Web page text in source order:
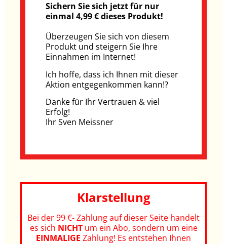
Sichern Sie sich jetzt für nur
einmal 4,99 € dieses Produkt!
Überzeugen Sie sich von diesem
Produkt und steigern Sie Ihre
Einnahmen im Internet!
Ich hoffe, dass ich Ihnen mit dieser
Aktion entgegenkommen kann!?
Danke für Ihr Vertrauen & viel
Erfolg!
Ihr Sven Meissner
Klarstellung
Bei der 99 €- Zahlung auf dieser Seite handelt
es sich NICHTum ein Abo, sondern um eine
EINMALIGE Zahlung! Es entstehen Ihnen